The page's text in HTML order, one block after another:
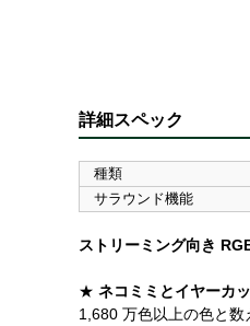
詳細スペック
種類
サラウンド機能
ストリーミング向き
★ ネコミミとイヤーカ
1,680 万色以上の色と